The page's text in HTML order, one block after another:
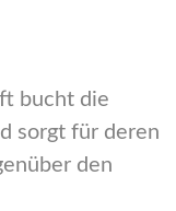
bucht die
sorgt für deren
den